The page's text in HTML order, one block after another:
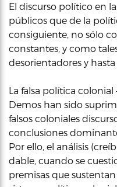
El discurso político en
públicos que de la
consiguiente, no sólo
constantes, y como
desorientadores y
La falsa política colonial
Demos han sido
falsos coloniales
conclusiones
Por ello, el análisis
dable, cuando se
premisas que